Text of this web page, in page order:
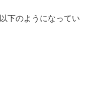
下のようになってい